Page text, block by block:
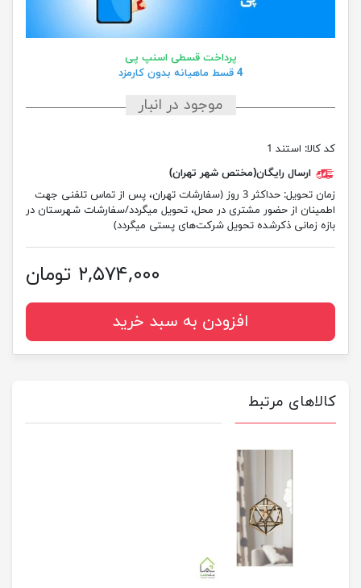
پرداخت قسطی اسنپ پی
4 قسط ماهیانه بدون کارمزد
موجود در انبار
کد کالا: استند 1
ارسال رایگان(مختص شهر تهران)
زمان تحویل:
حداکثر 3 روز (سفارشات تهران، پس از تماس تلفنی جهت
اطمینان از حضور مشتری در محل، تحویل میگردد/سفارشات شهرستان در
بازه زمانی ذکرشده تحویل شرکت‌های پستی میگردد)
۲,۵۷۴,۰۰۰ تومان
افزودن به سبد خرید
کالاهای مرتبط